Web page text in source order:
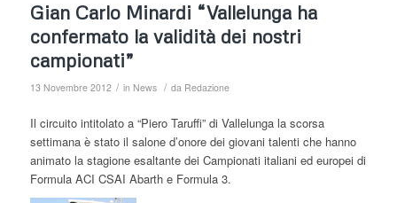
Gian Carlo Minardi “Vallelunga ha
confermato la validità dei nostri
campionati”
13 Novembre 2012 / in News / da Redazione
Il circuito intitolato a “Piero Taruffi” di Vallelunga la scorsa
settimana è stato il salone d’onore dei giovani talenti che hanno
animato la stagione esaltante dei Campionati italiani ed europei di
Formula ACI CSAI Abarth e Formula 3.